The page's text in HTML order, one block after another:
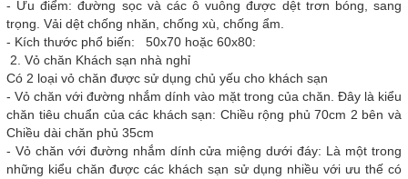
- Ưu điểm: đường sọc và các ô vuông được dệt trơn bóng, sang
trọng. Vải dệt chống nhăn, chống xù, chống ẩm.
- Kích thước phổ biến: 50x70 hoặc 60x80:
2. Vỏ chăn Khách sạn nhà nghỉ
Có 2 loại vỏ chăn được sử dụng chủ yếu cho khách sạn
- Vỏ chăn với đường nhắm dính vào mặt trong của chăn. Đây là kiểu
chăn tiêu chuẩn của các khách sạn: Chiều rộng phủ 70cm 2 bên và
Chiều dài chăn phủ 35cm
- Vỏ chăn với đường nhắm dính cửa miệng dưới đáy: Là một trong
những kiểu chăn được các khách sạn sử dụng nhiều với ưu thế có